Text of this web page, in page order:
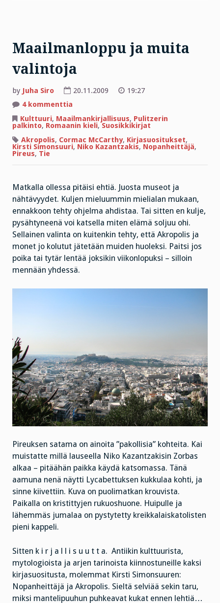
Maailmanloppu ja muita
valintoja
by Juha Siro 20.11.2009
19:27
4 kommenttia
ja
muita
valintoja
Kulttuuri, Maailmankirjallisuus, Pulitzerin
palkinto, Romaanin kieli, Suosikkikirjat
Akropolis, Cormac McCarthy, Kirjasuositukset,
Kirsti Simonsuuri, Niko Kazantzakis, Nopanheittäjä,
Pireus, Tie
Matkalla ollessa pitäisi ehtiä. Juosta museot ja
nähtävyydet. Kuljen mieluummin mielialan mukaan,
ennakkoon tehty ohjelma ahdistaa. Tai sitten en kulje,
pysähtyneenä voi katsella miten elämä soljuu ohi.
Sellainen valinta on kuitenkin tehty, että Akropolis ja
monet jo kolutut jätetään muiden huoleksi. Paitsi jos
poika tai tytär lentää joksikin viikonlopuksi – silloin
mennään yhdessä.
Pireuksen satama on ainoita ”pakollisia” kohteita. Kai
muistatte millä lauseella Niko Kazantzakisin Zorbas
alkaa – pitäähän paikka käydä katsomassa. Tänä
aamuna nenä näytti Lycabettuksen kukkulaa kohti, ja
sinne kiivettiin. Kuva on puolimatkan krouvista.
Paikalla on kristittyjen rukuoshuone. Huipulle ja
lähemmäs jumalaa on pystytetty kreikkalaiskatolisten
pieni kappeli.
Sitten k i r j a l l i s u u t t a. Antiikin kulttuurista,
mytologioista ja arjen tarinoista kiinnostuneille kaksi
kirjasuositusta, molemmat Kirsti Simonsuuren:
Nopanheittäjä ja Akropolis. Sieltä selviää sekin taru,
miksi mantelipuuhun puhkeavat kukat ennen lehtiä…